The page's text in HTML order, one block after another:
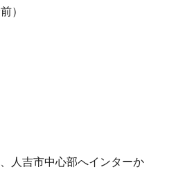
）
人吉市中心部へインターか